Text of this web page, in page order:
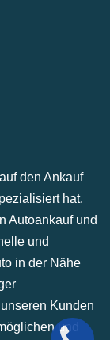
den Ankauf
hat.
Autoankauf und
und
in der Nähe
Kunden
und